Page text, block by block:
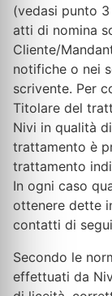
(vedasi punto
atti di nomina
Cliente/
notifiche o nei
scrivente. Per
Titolare del
Nivi in qualità
trattamento è
trattamento
In ogni caso
ottenere dette
contatti di
Secondo le
effettuati da